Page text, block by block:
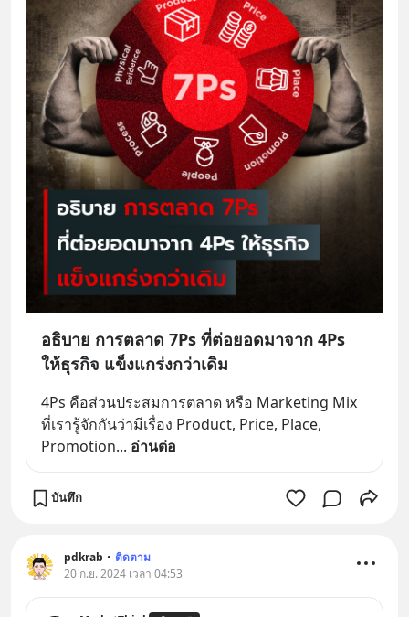
อธิบาย การตลาด 7Ps ที่ต่อยอดมาจาก 4Ps
ให้ธุรกิจ แข็งแกร่งกว่าเดิม
4Ps คือส่วนประสมการตลาด หรือ Marketing Mix
ที่เรารู้จักกันว่ามีเรื่อง Product, Price, Place,
Promotion... อ่านต่อ
บันทึก
pdkrab • ติดตาม
20 ก.ย. 2024 เวลา 04:53